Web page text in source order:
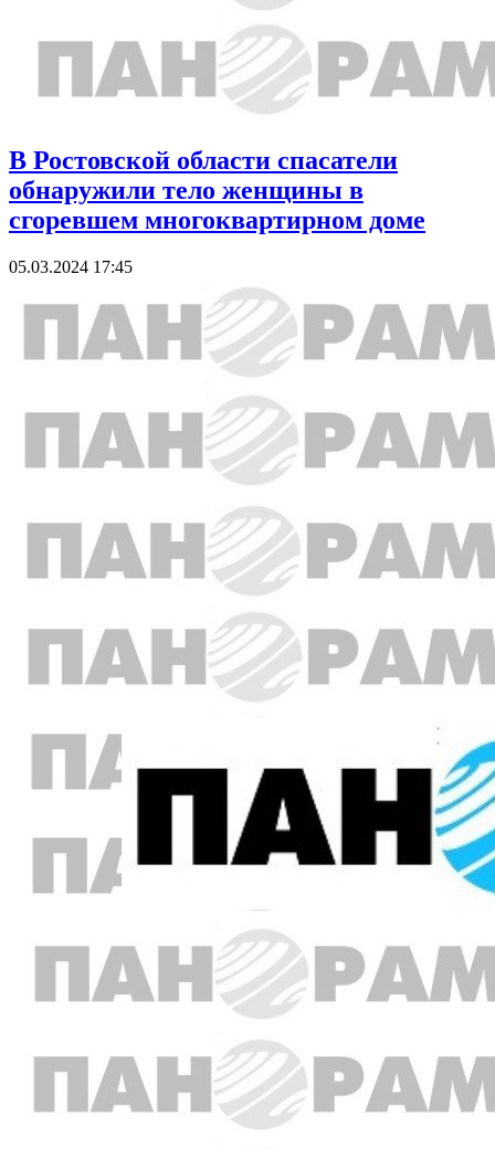
В Ростовской области спасатели
обнаружили тело женщины в
сгоревшем многоквартирном доме
05.03.2024 17:45